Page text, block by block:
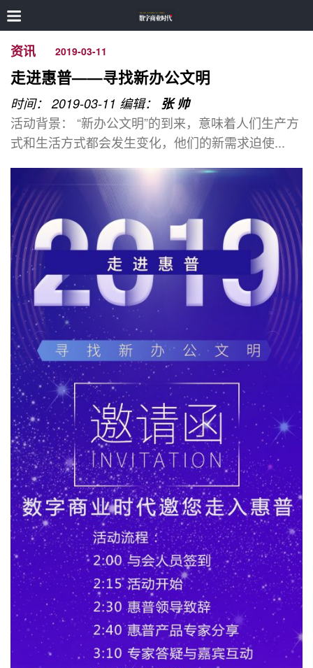
资讯 2019-03-11
走进惠普——寻找新办公文明
时间： 2019-03-11 编辑： 张 帅
活动背景： “新办公文明”的到来，意味着人们生产方
式和生活方式都会发生变化，他们的新需求迫使...